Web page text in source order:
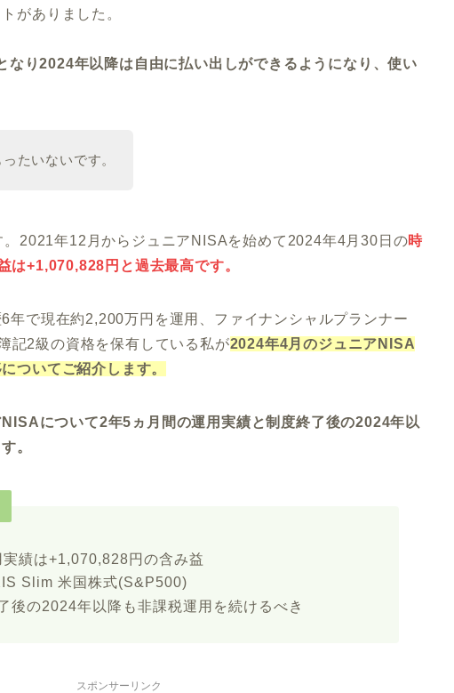
がありました。
なり2024年以降は自由に払い出しができるようになり、使い
たいないです。
2021年12月からジュニアNISAを始めて2024年4月30日の時
は+1,070,828円 と過去最高です。
年で現在約2,200万円を運用、ファイナンシャルプランナー
記2級の資格を保有している私が2024年4月のジュニアNISA
ついてご紹介します。
について2年5ヵ月間の運用実績と制度終了後の2024年以
。
績は+1,070,828円の含み益
Slim 米国株式(S&P500)
後の2024年以降も非課税運用を続けるべき
スポンサーリンク